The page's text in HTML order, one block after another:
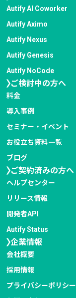
Autify AI Coworker
Autify Aximo
Autify Nexus
Autify Genesis
Autify NoCode
ご検討中の方へ
料金
導入事例
セミナー・イベント
お役立ち資料一覧
ブログ
ご契約済みの方へ
ヘルプセンター
リリース情報
開発者API
Autify Status
企業情報
会社概要
採用情報
プライバシーポリシー